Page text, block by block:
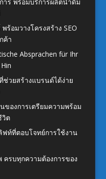
ร้อมวางโครงสร้าง SEO
ค้า
Absprachen für Ihr
ช่วยสร้างแบรนด์ได้ง่าย
ของการเตรียมความพร้อม
ต
ฟท์ที่ตอบโจทย์การใช้งาน
รบทุกความต้องการของ